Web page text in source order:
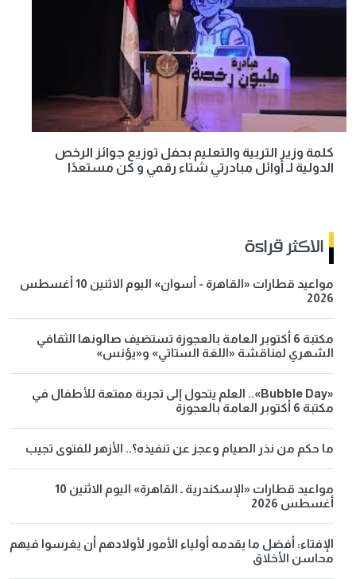
كلمة وزير التربية والتعليم بحفل توزيع جوائز الرخص
الدولية لـ أوائل مبادرتي شتاء رقمي و كن مستعدًا
الاكثر قراءة
مواعيد قطارات «القاهرة - أسوان» اليوم الاثنين 10 أغسطس
2026
مكتبة 6 أكتوبر العامة بالعجوزة تستضيف صالونها الثقافي
الشهري لمناقشة «اللغة الستاتي» و«يؤنس»
«Bubble Day».. العلم يتحول إلى تجربة ممتعة للأطفال في
مكتبة 6 أكتوبر العامة بالعجوزة
ما حكم من نذر الصيام وعجز عن تنفيذه؟.. الأزهر للفتوى تجيب
مواعيد قطارات «الإسكندرية ـ القاهرة» اليوم الاثنين 10
أغسطس 2026
الإفتاء: أفضل ما يقدمه أولياء الأمور لأولادهم أن يغرسوا فيهم
محاسن الأخلاق